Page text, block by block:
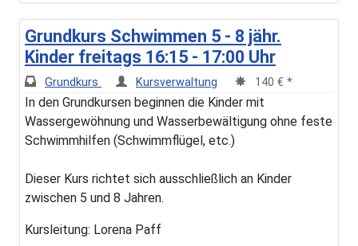
Grundkurs Schwimmen 5 - 8 jähr.
Kinder freitags 16:15 - 17:00 Uhr
Grundkurs Kursverwaltung 140 € *
In den Grundkursen beginnen die Kinder mit
Wassergewöhnung und Wasserbewältigung ohne feste
Schwimmhilfen (Schwimmflügel, etc.)
Dieser Kurs richtet sich ausschließlich an Kinder
zwischen 5 und 8 Jahren.
Kursleitung: Lorena Paff